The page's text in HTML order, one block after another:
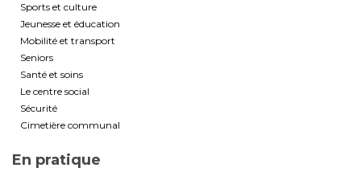
Sports et culture
Jeunesse et éducation
Mobilité et transport
Seniors
Santé et soins
Le centre social
Sécurité
Cimetière communal
En pratique